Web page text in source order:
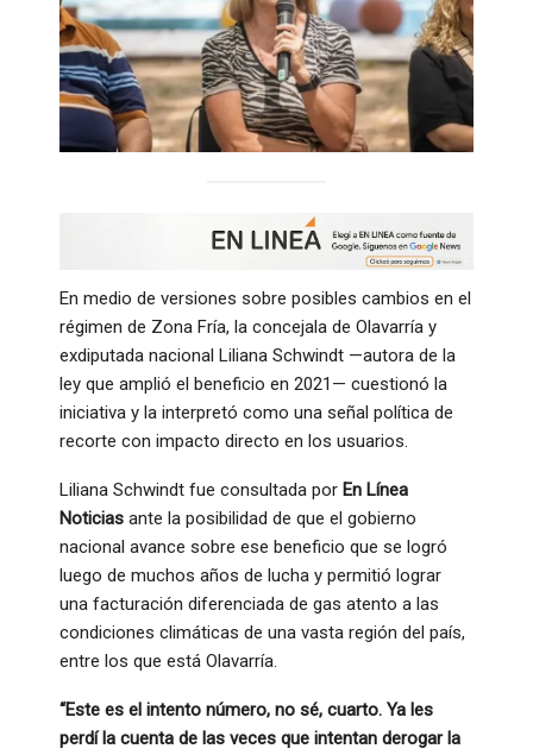
En medio de versiones sobre posibles cambios en el
régimen de Zona Fría, la concejala de Olavarría y
exdiputada nacional Liliana Schwindt —autora de la
ley que amplió el beneficio en 2021— cuestionó la
iniciativa y la interpretó como una señal política de
recorte con impacto directo en los usuarios.
Liliana Schwindt fue consultada por En Línea
Noticias ante la posibilidad de que el gobierno
nacional avance sobre ese beneficio que se logró
luego de muchos años de lucha y permitió lograr
una facturación diferenciada de gas atento a las
condiciones climáticas de una vasta región del país,
entre los que está Olavarría.
“Este es el intento número, no sé, cuarto. Ya les
perdí la cuenta de las veces que intentan derogar la